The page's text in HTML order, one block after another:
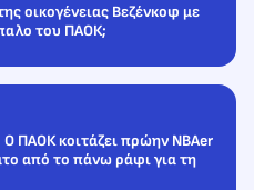
οικογένειας Βεζένκοφ με
του ΠΑΟΚ;
Ο ΠΑΟΚ κοιτάζει πρώην NBAer
από το πάνω ράφι για τη